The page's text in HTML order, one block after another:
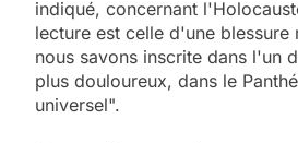
indiqué, concernant
lecture est celle d'une blessure
nous savons inscrite dans l'un
plus douloureux, dans le
universel".